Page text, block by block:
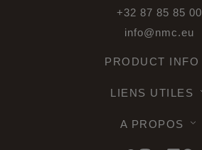
+32 87 85 85 00
info@nmc.eu
PRODUCT INFO
LIENS UTILES
A PROPOS